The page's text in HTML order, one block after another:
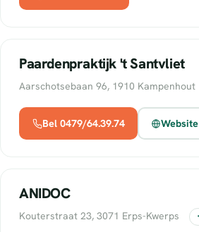
Paardenpraktijk 't Santvliet
Aarschotsebaan 96, 1910 Kampenhout
Bel 0479/64.39.74 Website
ANIDOC
Kouterstraat 23, 3071 Erps-Kwerps